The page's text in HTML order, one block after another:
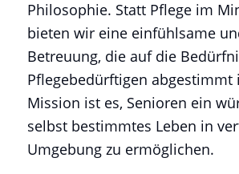
Philosophie. Statt Pflege im
bieten wir eine einfühlsame
Betreuung, die auf die
Pflegebedürftigen abgestimmt
Mission ist es, Senioren ein
selbst bestimmtes Leben in
Umgebung zu ermöglichen.